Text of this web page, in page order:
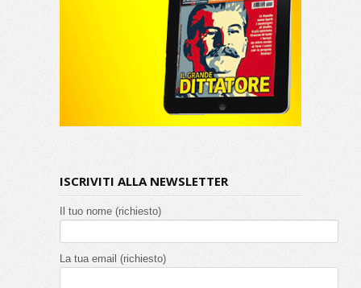
ISCRIVITI ALLA NEWSLETTER
Il tuo nome (richiesto)
La tua email (richiesto)